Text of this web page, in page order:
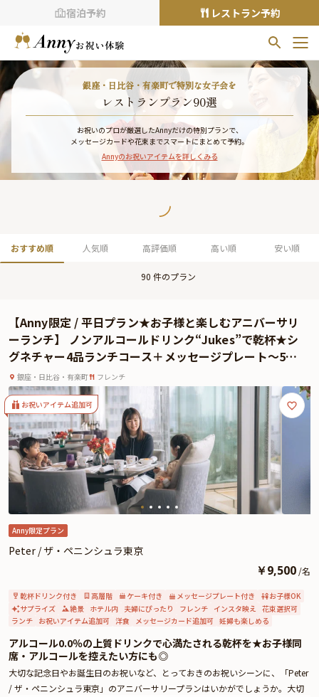
宿泊予約 レストラン予約
お気に入りプラン
お気に入りの登録がありません
プランの をクリックすることで
お気に入りに追加できます。
閲覧履歴
過去に見たお店が最大10件まで表示されます。
TOP
よくあるご質問
お問い合わせ
銀座・日比谷・有楽町で特別な女子会を
レストランプラン90選
お祝いのプロが厳選したAnnyだけの特別プランで、
メッセージカードや花束までスマートにまとめて予約。
Annyのお祝いアイテムを詳しくみる
おすすめ順 人気順 高評価順 高い順 安い順
90 件のプラン
【Anny限定 / 平日プラン★お子様と楽しむアニバーサリ
ーランチ】 ノンアルコールドリンク“Jukes”で乾杯★シ
グネチャー4品ランチコース＋メッセージプレート〜5つ
星のひとときをお子様の宝物に〜ザ・ペニンシュラ東京
★最上階
銀座・日比谷・有楽町 フレンチ
お祝いアイテム追加可
Anny限定プラン
Peter / ザ・ペニンシュラ東京
￥9,500 /名
乾杯ドリンク付き 高層階 ケーキ付き メッセージプレート付き
お子様OK
サプライズ
絶景 ホテル内 夫婦にぴったり フレンチ インスタ映え 花束選択可
ランチ お祝いアイテム追加可 洋食 メッセージカード追加可 妊婦も楽しめる
アルコール0.0％の上質ドリンクで心満たされる乾杯を★お子様同
席・アルコールを控えたい方にも◎
大切な記念日やお誕生日のお祝いなど、とっておきのお祝いシーンに、「Peter
/ ザ・ペニンシュラ東京」のアニバーサリープランはいかがでしょうか。大切